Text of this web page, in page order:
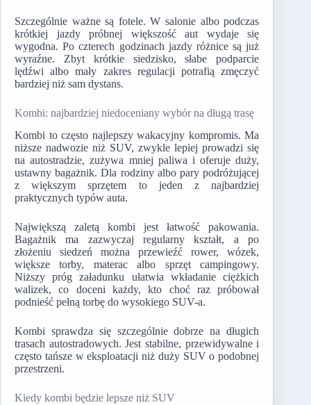
Szczególnie ważne są fotele. W salonie albo podczas
krótkiej jazdy próbnej większość aut wydaje się
wygodna. Po czterech godzinach jazdy różnice są już
wyraźne. Zbyt krótkie siedzisko, słabe podparcie
lędźwi albo mały zakres regulacji potrafią zmęczyć
bardziej niż sam dystans.
Kombi: najbardziej niedoceniany wybór na długą trasę
Kombi to często najlepszy wakacyjny kompromis. Ma
niższe nadwozie niż SUV, zwykle lepiej prowadzi się
na autostradzie, zużywa mniej paliwa i oferuje duży,
ustawny bagażnik. Dla rodziny albo pary podróżującej
z większym sprzętem to jeden z najbardziej
praktycznych typów auta.
Największą zaletą kombi jest łatwość pakowania.
Bagażnik ma zazwyczaj regularny kształt, a po
złożeniu siedzeń można przewieźć rower, wózek,
większe torby, materac albo sprzęt campingowy.
Niższy próg załadunku ułatwia wkładanie ciężkich
walizek, co doceni każdy, kto choć raz próbował
podnieść pełną torbę do wysokiego SUV-a.
Kombi sprawdza się szczególnie dobrze na długich
trasach autostradowych. Jest stabilne, przewidywalne i
często tańsze w eksploatacji niż duży SUV o podobnej
przestrzeni.
Kiedy kombi będzie lepsze niż SUV